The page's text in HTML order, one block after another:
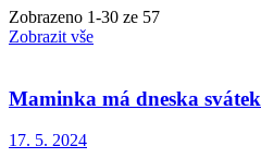
Zobrazeno 1-30 ze 57
Zobrazit vše
Maminka má dneska svátek
17. 5. 2024